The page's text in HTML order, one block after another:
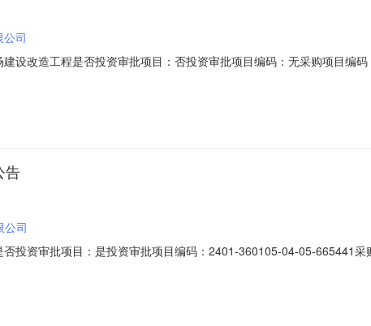
司
设改造工程是否投资审批项目：否投资审批项目编码：无采购项目编
：邀请直选+竞价直购企业：中科盛世设计集团有限公司,中城城园设计
告
公司
投资审批项目：是投资审批项目编码：2401-360105-04-05-665441采
上选取中介方式：邀请直选+竞价直购企业：中科盛世设计集团有限